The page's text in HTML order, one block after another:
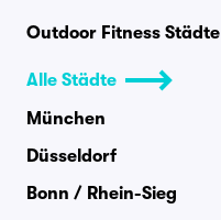
Outdoor Fitness Städte
Alle Städte
München
Düsseldorf
Bonn / Rhein-Sieg